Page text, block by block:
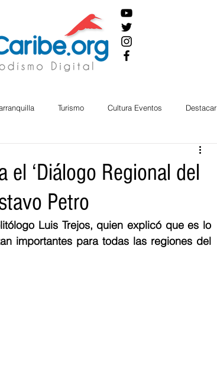
Turismo Cultura Eventos Destacar
CARIBE Política
AFRO
‘Diálogo Regional del
Petro
Luis Trejos, quien explicó que es lo
importantes para todas las regiones del